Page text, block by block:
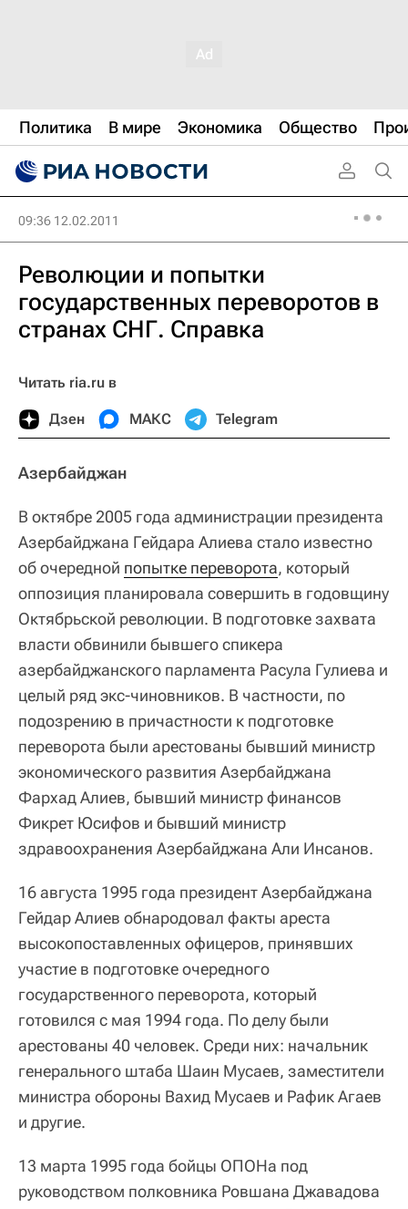
Политика В мире Экономика Общество
09:36 12.02.2011
Революции и попытки
государственных переворотов в
странах СНГ. Справка
Читать ria.ru в
Дзен МАКС Telegram
Азербайджан
В октябре 2005 года администрации президента
Азербайджана Гейдара Алиева стало известно
об очередной попытке переворота, который
оппозиция планировала совершить в годовщину
Октябрьской революции. В подготовке захвата
власти обвинили бывшего спикера
азербайджанского парламента Расула Гулиева и
целый ряд экс-чиновников. В частности, по
подозрению в причастности к подготовке
переворота были арестованы бывший министр
экономического развития Азербайджана
Фархад Алиев, бывший министр финансов
Фикрет Юсифов и бывший министр
здравоохранения Азербайджана Али Инсанов.
16 августа 1995 года президент Азербайджана
Гейдар Алиев обнародовал факты ареста
высокопоставленных офицеров, принявших
участие в подготовке очередного
государственного переворота, который
готовился с мая 1994 года. По делу были
арестованы 40 человек. Среди них: начальник
генерального штаба Шаин Мусаев, заместители
министра обороны Вахид Мусаев и Рафик Агаев
и другие.
13 марта 1995 года бойцы ОПОНа под
руководством полковника Ровшана Джавадова